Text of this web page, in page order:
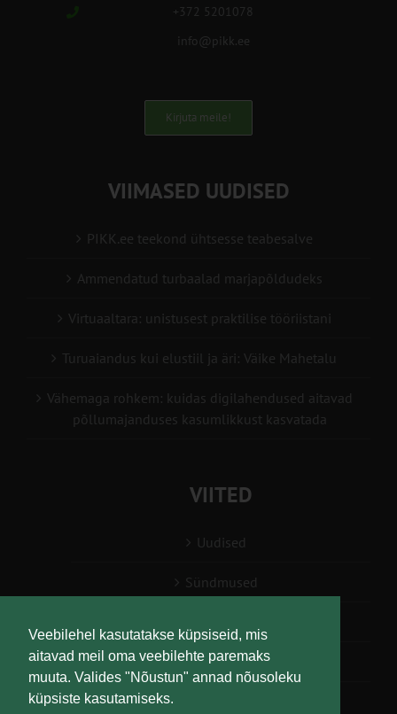
Veebilehel kasutatakse küpsiseid, mis
aitavad meil oma veebilehte paremaks
muuta. Valides "Nõustun" annad nõusoleku
küpsiste kasutamiseks.
+372 5201078
info@pikk.ee
Kirjuta meile!
VIIMASED UUDISED
PIKK.ee teekond ühtsesse teabesalve
Ammendatud turbaalad marjapõldudeks
Virtuaaltara: unistusest praktilise tööriistani
Turuaiandus kui elustiil ja äri: Väike Mahetalu
Vähemaga rohkem: kuidas digilahendused aitavad
põllumajanduses kasumlikkust kasvatada
VIITED
Uudised
Sündmused
Teabesalv
Liitu uudiskirjaga